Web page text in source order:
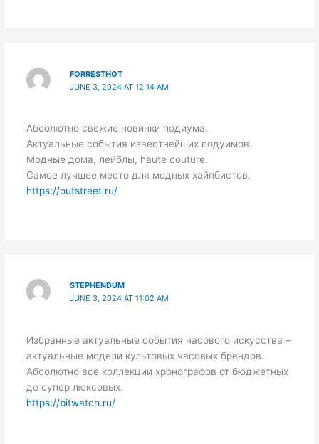
FORRESTHOT
JUNE 3, 2024 AT 12:14 AM
Абсолютно свежие новинки подиума.
Актуальные события известнейших подуимов.
Модные дома, лейблы, haute couture.
Самое лучшее место для модных хайпбистов.
https://outstreet.ru/
STEPHENDUM
JUNE 3, 2024 AT 11:02 AM
Избранные актуальные события часового искусства –
актуальные модели культовых часовых брендов.
Абсолютно все коллекции хронографов от бюджетных
до супер люксовых.
https://bitwatch.ru/